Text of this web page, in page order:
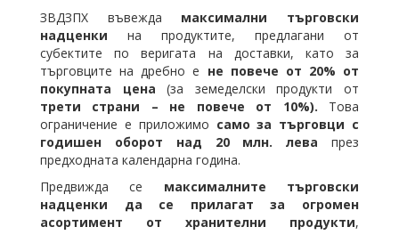
ЗВДЗПХ въвежда максимални търговски
надценки на продуктите, предлагани от
субектите по веригата на доставки, като за
търговците на дребно е не повече от 20% от
покупната цена (за земеделски продукти от
трети страни – не повече от 10%). Това
ограничение е приложимо само за търговци с
годишен оборот над 20 млн. лева през
предходната календарна година.
Предвижда се максималните търговски
надценки да се прилагат за огромен
асортимент от хранителни продукти,